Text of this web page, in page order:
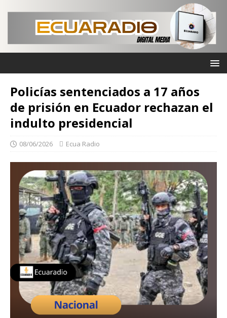
Policías sentenciados a 17 años
de prisión en Ecuador rechazan el
indulto presidencial
08/06/2026 Ecua Radio